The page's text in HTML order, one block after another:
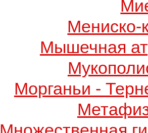
Мениско-
Мышечная
Морганьи -